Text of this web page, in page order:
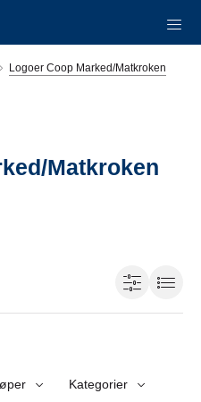
Logoer Coop Marked/Matkroken
Matkroken
Kategorier